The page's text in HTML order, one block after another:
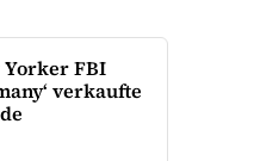
Yorker FBI
verkaufte